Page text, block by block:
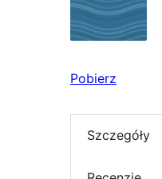
Pobierz
Szczegóły